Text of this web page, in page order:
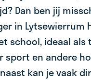
Dan ben jij
in Lytsewierrum
school, ideaal als
en andere
kan je vaak